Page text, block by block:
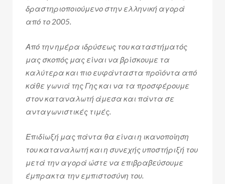
δραστηριοποιούμενο στην ελληνική αγορά
από το 2005.
Από την ημέρα ιδρύσεως του καταστήματός
μας σκοπός μας είναι να βρίσκουμε τα
καλύτερα και πιο ευφάνταστα προϊόντα από
κάθε γωνιά της Γης και να τα προσφέρουμε
στον καταναλωτή άμεσα και πάντα σε
ανταγωνιστικές τιμές.
Επιδίωξή μας πάντα θα είναι η ικανοποίηση
του καταναλωτή και η συνεχής υποστήριξή του
μετά την αγορά ώστε να επιβραβεύσουμε
έμπρακτα την εμπιστοσύνη του.